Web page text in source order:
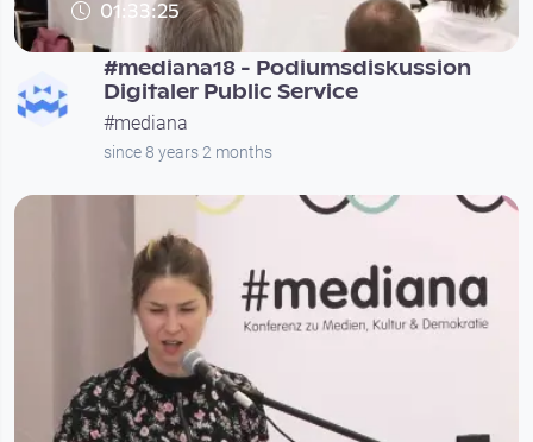
01:33:25
#mediana18 - Podiumsdiskussion
Digitaler Public Service
#mediana
since 8 years 2 months